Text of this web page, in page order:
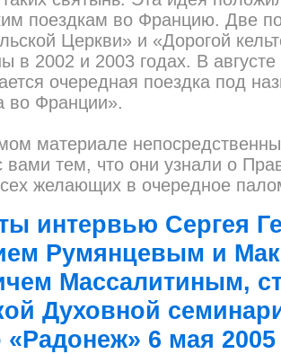
поездкам во Францию. Две
Церкви» и «Дорогой
в 2002 и 2003 годах. В августе
очередная поездка под
во Франции».
материале
вами тем, что они узнали о
желающих в очередное
интервью Сергея
Румянцевым и
Массалитиным,
Духовной
«Радонеж» 6 мая 2005